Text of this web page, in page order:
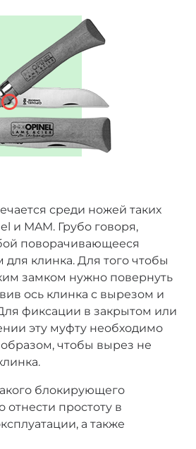
среди ножей таких
и MAM. Грубо говоря,
поворачивающееся
для клинка. Для того чтобы
замком нужно повернуть
ось клинка с вырезом и
фиксации в закрытом или
эту муфту необходимо
чтобы вырез не
блокирующего
простоту в
а также